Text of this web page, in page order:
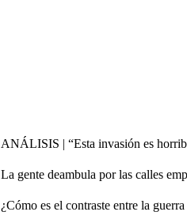
ANÁLISIS | “Esta invasión es
La gente deambula por las calles
¿Cómo es el contraste entre la